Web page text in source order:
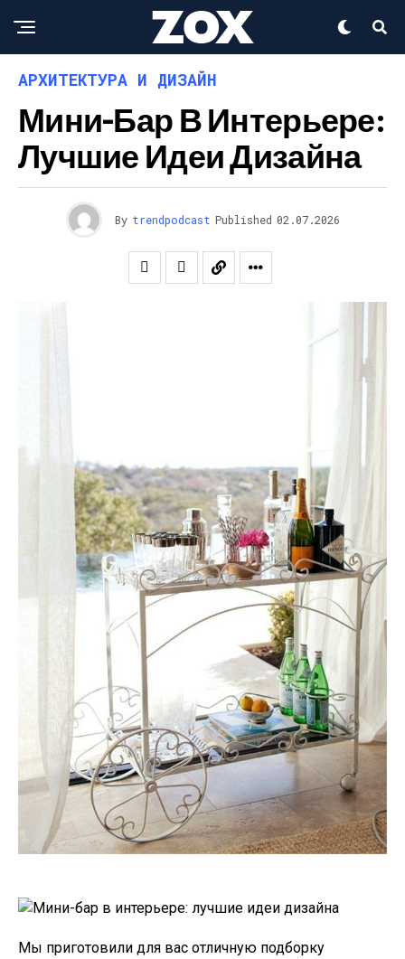
АРХИТЕКТУРА И ДИЗАЙН
Мини-Бар В Интерьере:
Лучшие Идеи Дизайна
By trendpodcast Published 02.07.2026
Мы приготовили для вас отличную подборку